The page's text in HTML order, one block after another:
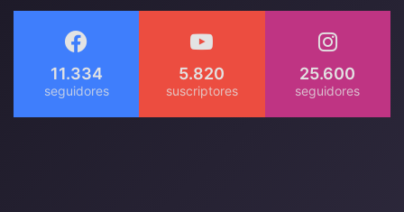
11.334 5.820 25.600